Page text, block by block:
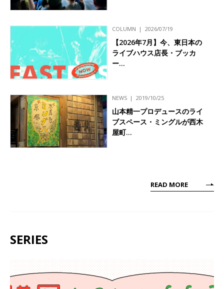
COLUMN 2026/07/19
【2026年7月】今、東日本の
ライブハウス店長・ブッカ
ー…
NEWS 2019/10/25
山本精一プロデュースのライ
ブスペース・ミングルが西木
屋町…
READ MORE
SERIES